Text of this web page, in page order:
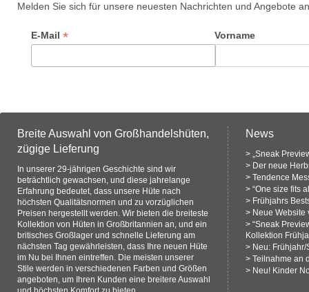
Melden Sie sich für unsere neuesten Nachrichten und Angebote an
E-Mail * Vorname
Breite Auswahl von Großhandelshüten,
zügige Lieferung
In unserer 29-jährigen Geschichte sind wir
beträchtlich gewachsen, und diese jahrelange
Erfahrung bedeutet, dass unsere Hüte nach
höchsten Qualitätsnormen und zu vorzüglichen
Preisen hergestellt werden. Wir bieten die breiteste
Kollektion von Hüten in Großbritannien an, und ein
britisches Großlager und schnelle Lieferung am
nächsten Tag gewährleisten, dass Ihre neuen Hüte
im Nu bei Ihnen eintreffen. Die meisten unserer
Stile werden in verschiedenen Farben und Größen
angeboten, um Ihren Kunden eine breitere Auswahl
News
> „Sneak
> Der neue
> Tendence
> “One size fits
> Frühjahrs
> Neue Website
> “Sneak
Kollektion
> Neu:
> Teilnahme an
> Neu! Kinder